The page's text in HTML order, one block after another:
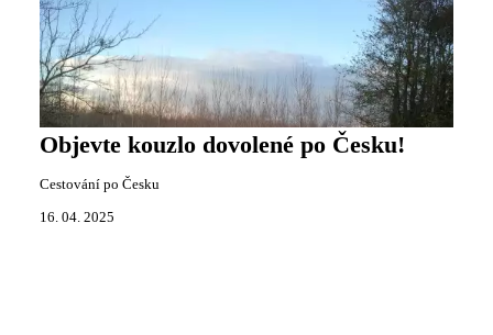
Objevte kouzlo dovolené po Česku!
Cestování po Česku
16. 04. 2025